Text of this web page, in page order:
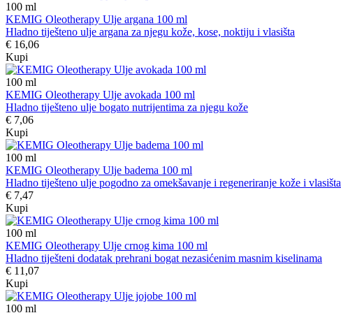
100 ml
KEMIG Oleotherapy Ulje argana 100 ml
Hladno tiješteno ulje argana za njegu kože, kose, noktiju i vlasišta
€ 16,06
Kupi
100 ml
KEMIG Oleotherapy Ulje avokada 100 ml
Hladno tiješteno ulje bogato nutrijentima za njegu kože
€ 7,06
Kupi
100 ml
KEMIG Oleotherapy Ulje badema 100 ml
Hladno tiješteno ulje pogodno za omekšavanje i regeneriranje kože i vlasišta
€ 7,47
Kupi
100 ml
KEMIG Oleotherapy Ulje crnog kima 100 ml
Hladno tiješteni dodatak prehrani bogat nezasićenim masnim kiselinama
€ 11,07
Kupi
100 ml